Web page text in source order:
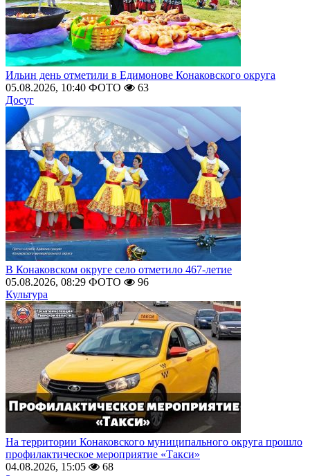
Ильин день отметили в Едимонове Конаковского округа
05.08.2026, 10:40 ФОТО
63
Досуг
В Конаковском округе село отметило 467-летие
05.08.2026, 08:29 ФОТО
96
Культура
На территории Конаковского муниципального округа прошло
профилактическое мероприятие «Такси»
04.08.2026, 15:05
68